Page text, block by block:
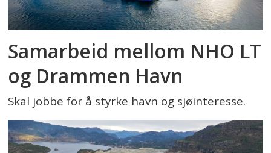
Samarbeid mellom NHO LT
og Drammen Havn
Skal jobbe for å styrke havn og sjøinteresse.